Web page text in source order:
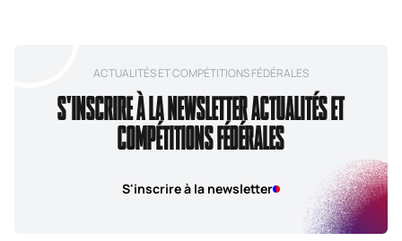
ACTUALITÉS ET COMPÉTITIONS FÉDÉRALES
S'INSCRIRE À LA NEWSLETTER ACTUALITÉS ET
COMPÉTITIONS FÉDÉRALES
S'inscrire à la newsletter